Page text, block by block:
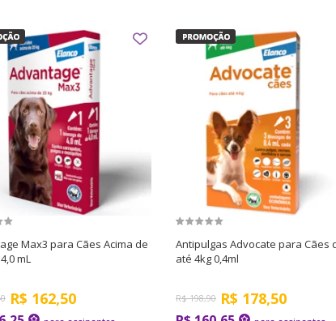
Max3 para Cães Acima de
mL
R$ 162,50
Antipulgas Advocate para Cães
até 4kg 0,4ml
R$ 198,90 R$ 178,50